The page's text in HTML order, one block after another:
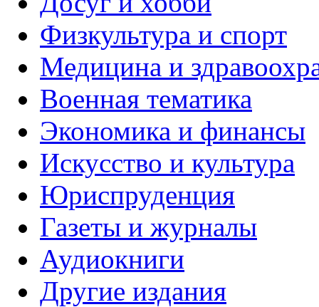
Физкультура и спорт
Медицина и
Военная тематика
Экономика и финансы
Искусство и культура
Юриспруденция
Газеты и журналы
Аудиокниги
Другие издания